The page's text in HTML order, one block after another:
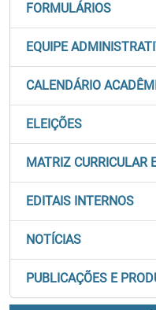
FORMULÁRIOS
EQUIPE
CALENDÁRIO
ELEIÇÕES
MATRIZ CURRICULAR
EDITAIS INTERNOS
NOTÍCIAS
PUBLICAÇÕES E